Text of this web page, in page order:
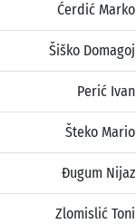
Ćerdić Marko
Šiško Domagoj
Perić Ivan
Šteko Mario
Đugum Nijaz
Zlomislić Toni